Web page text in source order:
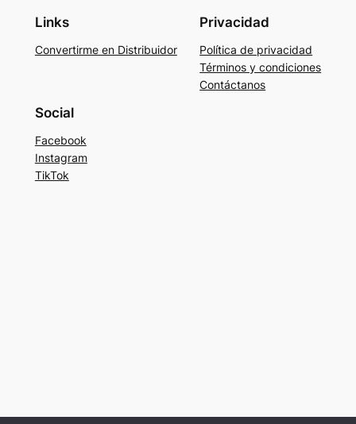
Links
Convertirme en Distribuidor
Privacidad
Política de privacidad
Términos y condiciones
Contáctanos
Social
Facebook
Instagram
TikTok